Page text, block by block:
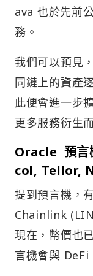
ava 也於先前
務。
我們可以預見
同鏈上的資產
此便會進一步
更多服務衍生
Oracle 預
col, Tellor,
提到預言機，
Chainlink
現在，幣價也
言機會與 DeFi